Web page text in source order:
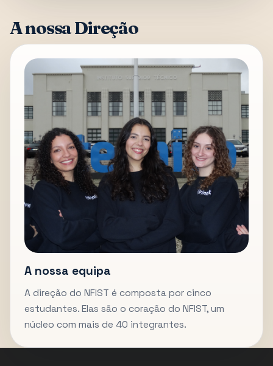
A nossa Direção
A nossa equipa
A direção do NFIST é composta por cinco
estudantes. Elas são o coração do NFIST, um
núcleo com mais de 40 integrantes.